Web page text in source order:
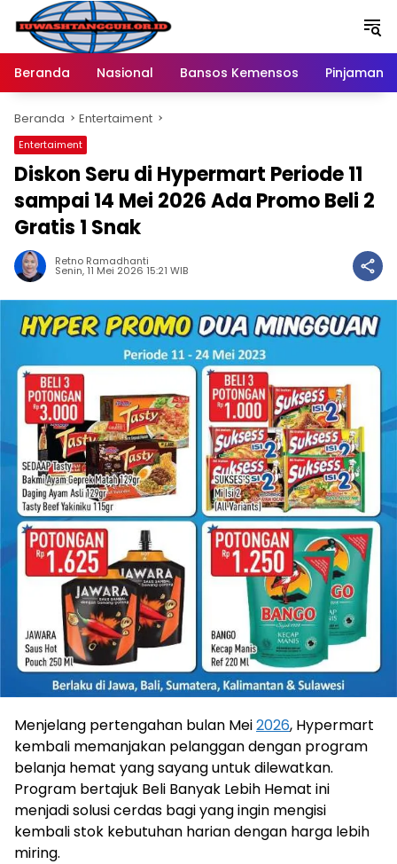
Langsung
konten
Beranda
Nasional Bansos Kemensos Pinjaman
Beranda Entertaiment
Entertaiment
Diskon Seru di Hypermart Periode 11
sampai 14 Mei 2026 Ada Promo Beli 2
Gratis 1 Snak
Retno Ramadhanti
Senin, 11 Mei 2026 15:21 WIB
Menjelang pertengahan bulan Mei2026, Hypermart
kembali memanjakan pelanggan dengan program
belanja hemat yang sayang untuk dilewatkan.
Program bertajuk Beli Banyak Lebih Hemat ini
menjadi solusi cerdas bagi yang ingin mengisi
kembali stok kebutuhan harian dengan harga lebih
miring.